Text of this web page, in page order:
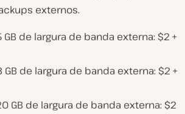
externos.
GB de largura de banda externa: $2 +
GB de largura de banda externa: $2 +
GB de largura de banda externa: $2